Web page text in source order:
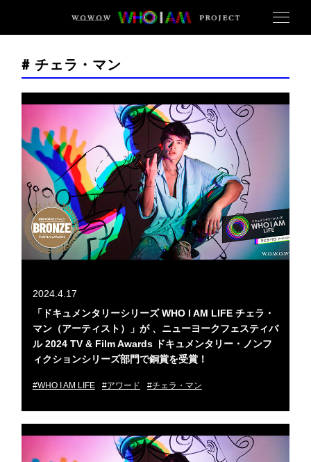
# チェラ・マン
2024.4.17
「ドキュメンタリーシリーズ WHO I AM LIFE チェラ・
マン（アーティスト）」が 、ニューヨークフェスティバ
ル 2024 TV & Film Awards ドキュメンタリー・ノンフ
ィクションシリーズ部門で銅賞を受賞！
#WHO I AM LIFE #アワード #チェラ・マン